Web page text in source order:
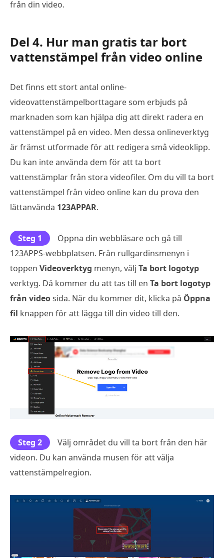
från din video.
Del 4. Hur man gratis tar bort
vattenstämpel från video online
Det finns ett stort antal online-
videovattenstämpelborttagare som erbjuds på
marknaden som kan hjälpa dig att direkt radera en
vattenstämpel på en video. Men dessa onlineverktyg
är främst utformade för att redigera små videoklipp.
Du kan inte använda dem för att ta bort
vattenstämplar från stora videofiler. Om du vill ta bort
vattenstämpel från video online kan du prova den
lättanvända 123APPAR.
Steg 1
Öppna din webbläsare och gå till
123APPS-webbplatsen. Från rullgardinsmenyn i
toppen Videoverktyg menyn, välj Ta bort logotyp
verktyg. Då kommer du att tas till en Ta bort logotyp
från videosida. När du kommer dit, klicka på Öppna
fil knappen för att lägga till din video till den.
Steg 2
Välj området du vill ta bort från den här
videon. Du kan använda musen för att välja
vattenstämpelregion.